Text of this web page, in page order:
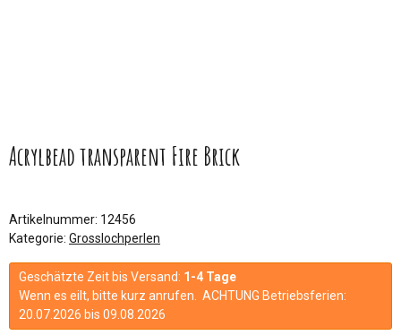
Acrylbead transparent Fire Brick
Artikelnummer: 12456
Kategorie: Grosslochperlen
Geschätzte Zeit bis Versand: 1-4 Tage
Wenn es eilt, bitte kurz anrufen. ACHTUNG Betriebsferien:
20.07.2026 bis 09.08.2026